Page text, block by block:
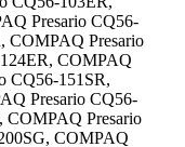
Presario CQ56-
COMPAQ Presario
COMPAQ
CQ56-151SR,
Presario CQ56-
COMPAQ Presario
COMPAQ